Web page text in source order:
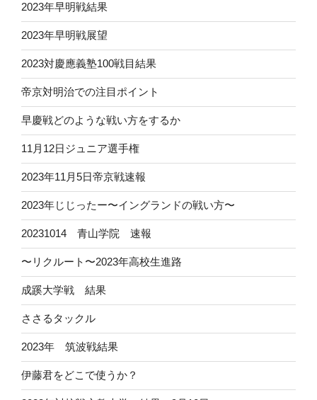
2023年早明戦結果
2023年早明戦展望
2023対慶應義塾100戦目結果
帝京対明治での注目ポイント
早慶戦どのような戦い方をするか
11月12日ジュニア選手権
2023年11月5日帝京戦速報
2023年じじったー〜イングランドの戦い方〜
20231014 青山学院 速報
〜リクルート〜2023年高校生進路
成蹊大学戦 結果
ささるタックル
2023年 筑波戦結果
伊藤君をどこで使うか？